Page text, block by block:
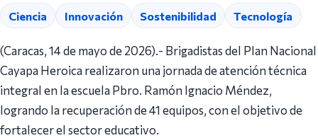
Ciencia Innovación Sostenibilidad Tecnología
(Caracas, 14 de mayo de 2026).- Brigadistas del Plan Nacional
Cayapa Heroica realizaron una jornada de atención técnica
integral en la escuela Pbro. Ramón Ignacio Méndez,
logrando la recuperación de 41 equipos, con el objetivo de
fortalecer el sector educativo.